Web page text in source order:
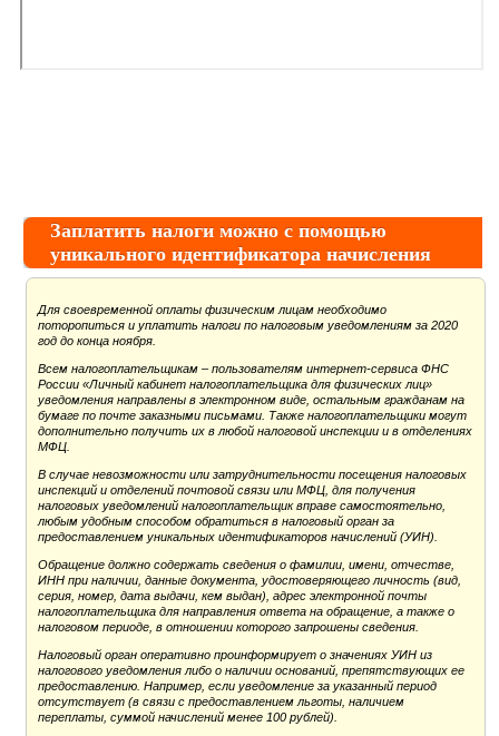
Заплатить налоги можно с помощью
уникального идентификатора начисления
Для своевременной оплаты физическим лицам необходимо
поторопиться и уплатить налоги по налоговым уведомлениям за 2020
год до конца ноября.
Всем налогоплательщикам – пользователям интернет-сервиса ФНС
России «Личный кабинет налогоплательщика для физических лиц»
уведомления направлены в электронном виде, остальным гражданам на
бумаге по почте заказными письмами. Также налогоплательщики могут
дополнительно получить их в любой налоговой инспекции и в отделениях
МФЦ.
В случае невозможности или затруднительности посещения налоговых
инспекций и отделений почтовой связи или МФЦ, для получения
налоговых уведомлений налогоплательщик вправе самостоятельно,
любым удобным способом обратиться в налоговый орган за
предоставлением уникальных идентификаторов начислений (УИН).
Обращение должно содержать сведения о фамилии, имени, отчестве,
ИНН при наличии, данные документа, удостоверяющего личность (вид,
серия, номер, дата выдачи, кем выдан), адрес электронной почты
налогоплательщика для направления ответа на обращение, а также о
налоговом периоде, в отношении которого запрошены сведения.
Налоговый орган оперативно проинформирует о значениях УИН из
налогового уведомления либо о наличии оснований, препятствующих ее
предоставлению. Например, если уведомление за указанный период
отсутствует (в связи с предоставлением льготы, наличием
переплаты, суммой начислений менее 100 рублей).